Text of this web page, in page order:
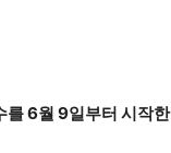
를 6월 9일부터 시작한